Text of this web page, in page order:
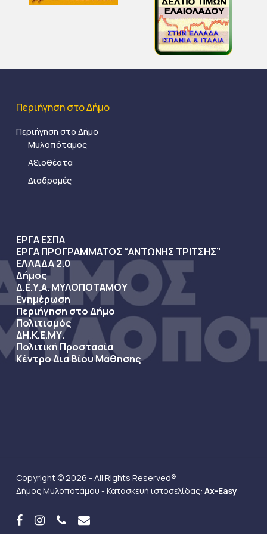
Περιήγηση στο Δήμο
Περιήγηση στο Δήμο
Μυλοπόταμος
Αξιοθέατα
Διαδρομές
ΕΡΓΑ ΕΣΠΑ
ΕΡΓΑ ΠΡΟΓΡΑΜΜΑΤΟΣ “ΑΝΤΩΝΗΣ ΤΡΙΤΣΗΣ”
ΕΛΛΑΔΑ 2.0
Δήμος
Δ.Ε.Υ.Α. ΜΥΛΟΠΟΤΑΜΟΥ
Ενημέρωση
Περιήγηση στο Δήμο
Πολιτισμός
ΔΗ.Κ.Ε.ΜΥ.
Πολιτική Προστασία
Κέντρο Δια Βίου Μάθησης
Copyright © 2026 - All Rights Reserved®
Δήμος Μυλοποτάμου - Κατασκευή ιστοσελίδας: Ax-Easy
facebookinstagramphoneemail